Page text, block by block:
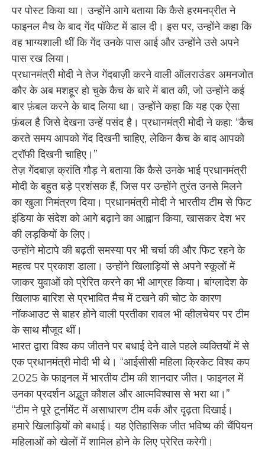
पर पोस्ट किया था। उन्होंने आगे बताया कि कैसे हरमनप्रीत ने
फाइनल मैच के बाद गेंद पॉकेट में डाल दी। इस पर, उन्होंने कहा कि
वह भाग्यशाली थीं कि गेंद उनके पास आई और उन्होंने उसे अपने
पास रख लिया।
प्रधानमंत्री मोदी ने तेज गेंदबाज़ी करने वाली ऑलराउंडर अमनजोत
कौर के अब मशहूर हो चुके कैच के बारे में बात की, जो उन्होंने कई
बार फ़ंबल करने के बाद लिया था। उन्होंने कहा कि यह एक ऐसा
फ़ंबल है जिसे देखना उन्हें पसंद है। प्रधानमंत्री मोदी ने कहा: “कैच
करते समय आपको गेंद दिखनी चाहिए, लेकिन कैच के बाद आपको
ट्रॉफी दिखनी चाहिए।”
तेज़ गेंदबाज़ क्रांति गौड़ ने बताया कि कैसे उनके भाई प्रधानमंत्री
मोदी के बहुत बड़े प्रशंसक हैं, जिस पर उन्होंने तुरंत उनसे मिलने
का खुला निमंत्रण दिया। प्रधानमंत्री मोदी ने भारतीय टीम से फिट
इंडिया के संदेश को आगे बढ़ाने का आह्वान किया, खासकर देश भर
की लड़कियों के लिए।
उन्होंने मोटापे की बढ़ती समस्या पर भी चर्चा की और फिट रहने के
महत्व पर प्रकाश डाला। उन्होंने खिलाड़ियों से अपने स्कूलों में
जाकर युवाओं को प्रेरित करने का भी आग्रह किया। बांग्लादेश के
खिलाफ बारिश से प्रभावित मैच में टखने की चोट के कारण
नॉकआउट से बाहर होने वाली प्रतीका रावल भी व्हीलचेयर पर टीम
के साथ मौजूद थीं।
भारत द्वारा विश्व कप जीतने पर बधाई देने वाले पहले व्यक्तियों में से
एक प्रधानमंत्री मोदी भी थे। “आईसीसी महिला क्रिकेट विश्व कप
2025 के फाइनल में भारतीय टीम की शानदार जीत। फाइनल में
उनका प्रदर्शन अद्भुत कौशल और आत्मविश्वास से भरा था।”
“टीम ने पूरे टूर्नामेंट में असाधारण टीम वर्क और दृढ़ता दिखाई।
हमारे खिलाड़ियों को बधाई। यह ऐतिहासिक जीत भविष्य की चैंपियन
महिलाओं को खेलों में शामिल होने के लिए प्रेरित करेगी।